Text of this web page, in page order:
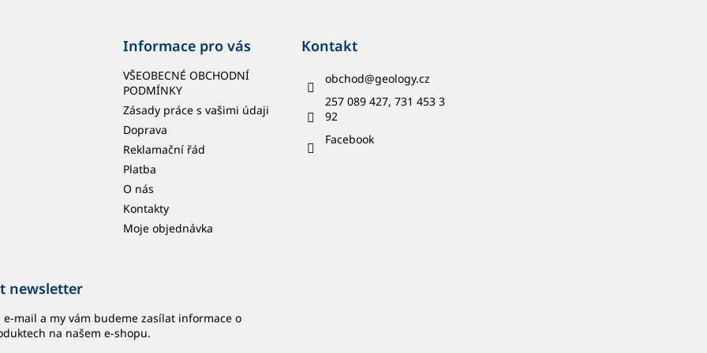
Informace pro vás
VŠEOBECNÉ OBCHODNÍ
PODMÍNKY
Zásady práce s vašimi údaji
Doprava
Reklamační řád
Platba
O nás
Kontakty
Moje objednávka
Kontakt
obchod@geology.cz
257 089 427, 731 453 3
92
Facebook
newsletter
e-mail a my vám budeme zasílat informace o
na našem e-shopu.